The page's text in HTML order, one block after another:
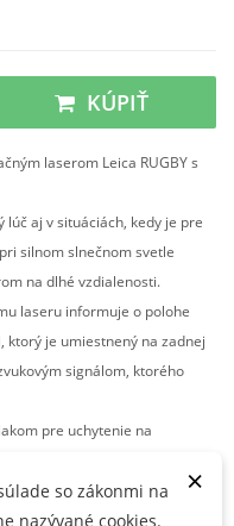
KÚPIŤ
laserom Leica RUGBY s
aj v situáciách, kedy je pre
silnom slnečnom svetle
na dlhé vzdialenosti.
laseru informuje o polohe
ktorý je umiestnený na zadnej
signálom, ktorého
pre uchytenie na
×
so zákonmi na
nazývané cookies.